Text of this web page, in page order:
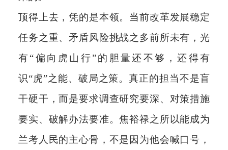
顶得上去，凭的是本领。当前改革发展稳定
任务之重、矛盾风险挑战之多前所未有，光
有“偏向虎山行”的胆量还不够，还得有
识“虎”之能、破局之策。真正的担当不是盲
干硬干，而是要求调查研究要深、对策措施
要实、破解办法要准。焦裕禄之所以能成为
兰考人民的主心骨，不是因为他会喊口号，